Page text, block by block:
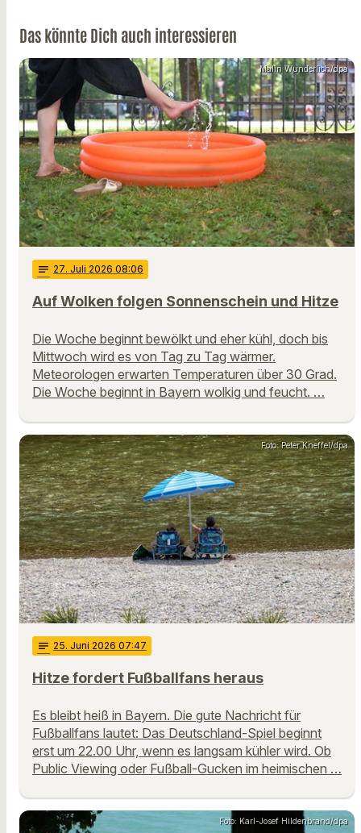
Das könnte Dich auch interessieren
Malin Wunderlich/dpa
notes 27. Juli 2026 08:06
Auf Wolken folgen Sonnenschein und Hitze
Die Woche beginnt bewölkt und eher kühl, doch bis
Mittwoch wird es von Tag zu Tag wärmer.
Meteorologen erwarten Temperaturen über 30 Grad.
Die Woche beginnt in Bayern wolkig und feucht. …
Foto: Peter Kneffel/dpa
notes 25. Juni 2026 07:47
Hitze fordert Fußballfans heraus
Es bleibt heiß in Bayern. Die gute Nachricht für
Fußballfans lautet: Das Deutschland-Spiel beginnt
erst um 22.00 Uhr, wenn es langsam kühler wird. Ob
Public Viewing oder Fußball-Gucken im heimischen …
Foto: Karl-Josef Hildenbrand/dpa